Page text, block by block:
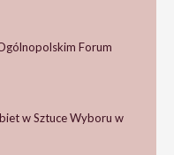
Forum
w Sztuce Wyboru w